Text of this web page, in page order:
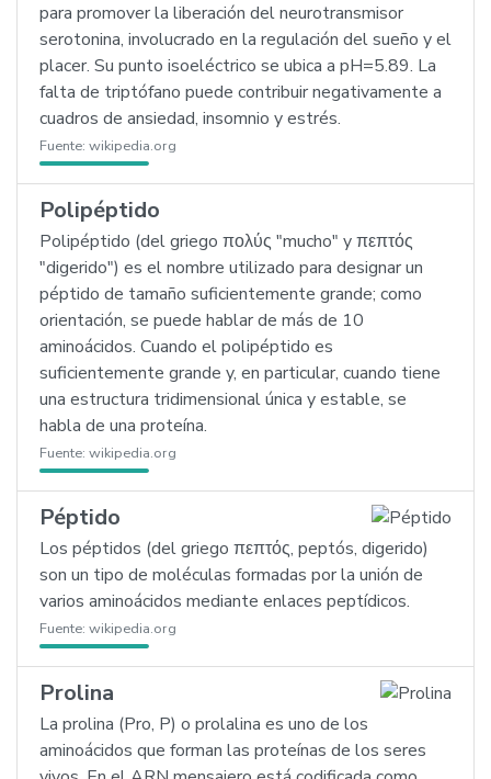
para promover la liberación del neurotransmisor
serotonina, involucrado en la regulación del sueño y el
placer. Su punto isoeléctrico se ubica a pH=5.89. La
falta de triptófano puede contribuir negativamente a
cuadros de ansiedad, insomnio y estrés.
Fuente: wikipedia.org
Polipéptido
Polipéptido (del griego πολύς "mucho" y πεπτός
"digerido") es el nombre utilizado para designar un
péptido de tamaño suficientemente grande; como
orientación, se puede hablar de más de 10
aminoácidos. Cuando el polipéptido es
suficientemente grande y, en particular, cuando tiene
una estructura tridimensional única y estable, se
habla de una proteína.
Fuente: wikipedia.org
Péptido
Los péptidos (del griego πεπτός, peptós, digerido)
son un tipo de moléculas formadas por la unión de
varios aminoácidos mediante enlaces peptídicos.
Fuente: wikipedia.org
Prolina
La prolina (Pro, P) o prolalina es uno de los
aminoácidos que forman las proteínas de los seres